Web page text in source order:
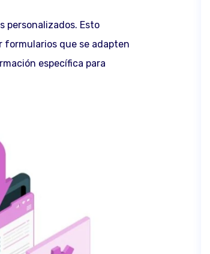
personalizados. Esto
formularios que se adapten
específica para